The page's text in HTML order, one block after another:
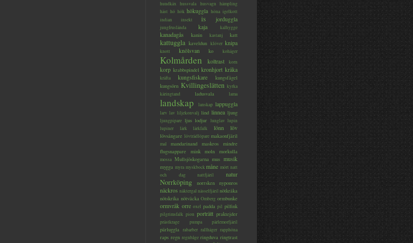
hundkäx
hussvala husvagn
hämpling
häst hö hök hökuggla höna igelkott
indian
insekt is jorduggla
jungfruslända kaja kalhygge
kanadagås kanin kastanj katt
kattuggla kaveldun klöver knipa
knott knölsvan ko kohäger
Kolmården koltrast korn
korp krabbspindel kronhjort kråka
kräfta kungsfiskare
kungsfågel
kungsörn Kvillingeslätten kyrka
käringtand
ladusvala lama
landskap lanskap lappuggla
larv lav liljekonvalj lind linnea ljung
ljungpipare ljus lodjur lunglav lupin
lupiner
lärk lärkfalk lönn löv
lövsångare lövträdlöpare makaonfjäril
mal mandarinand maskros
mindre
flugsnappare
mink moln morkulla
mossa Mullsjöskogarna mus musik
mygga myra myskbock måne mört natt
och dag
nattfjäril natur
Norrköping norrsken nyponros
näckros näktergal nässelfjäril nötkråka
nötskrika nötväcka Omberg ormbunke
ormvråk orre oxel padda pil pilfink
pilgrimsfalk pion porträtt praktejder
prästkrage pumpa pärlemorfjäril
pärluggla rabarber rallhäger rapphöna
raps regn regnbåge ringduva ringtrast